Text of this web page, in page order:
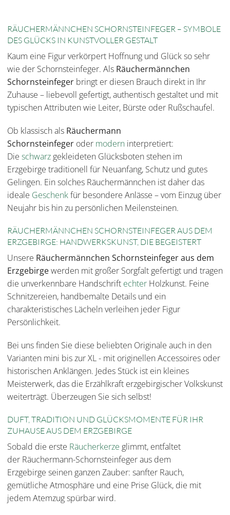
RÄUCHERMÄNNCHEN SCHORNSTEINFEGER – SYMBOLE
DES GLÜCKS IN KUNSTVOLLER GESTALT
Kaum eine Figur verkörpert Hoffnung und Glück so sehr
wie der Schornsteinfeger. Als Räuchermännchen
Schornsteinfeger bringt er diesen Brauch direkt in Ihr
Zuhause – liebevoll gefertigt, authentisch gestaltet und mit
typischen Attributen wie Leiter, Bürste oder Rußschaufel.
Ob klassisch als Räuchermann
Schornsteinfeger oder modern interpretiert:
Die schwarz gekleideten Glücksboten stehen im
Erzgebirge traditionell für Neuanfang, Schutz und gutes
Gelingen. Ein solches Räuchermännchen ist daher das
ideale Geschenkfür besondere Anlässe – vom Einzug über
Neujahr bis hin zu persönlichen Meilensteinen.
RÄUCHERMÄNNCHEN SCHORNSTEINFEGER AUS DEM
ERZGEBIRGE: HANDWERKSKUNST, DIE BEGEISTERT
Unsere Räuchermännchen Schornsteinfeger aus dem
Erzgebirgewerden mit großer Sorgfalt gefertigt und tragen
die unverkennbare Handschrift echter Holzkunst. Feine
Schnitzereien, handbemalte Details und ein
charakteristisches Lächeln verleihen jeder Figur
Persönlichkeit.
Bei uns finden Sie diese beliebten Originale auch in den
Varianten mini bis zur XL - mit originellen Accessoires oder
historischen Anklängen. Jedes Stück ist ein kleines
Meisterwerk, das die Erzählkraft erzgebirgischer Volkskunst
weiterträgt. Überzeugen Sie sich selbst!
DUFT, TRADITION UND GLÜCKSMOMENTE FÜR IHR
ZUHAUSE AUS DEM ERZGEBIRGE
Sobald die erste Räucherkerze glimmt, entfaltet
der Räuchermann-Schornsteinfeger aus dem
Erzgebirge seinen ganzen Zauber: sanfter Rauch,
gemütliche Atmosphäre und eine Prise Glück, die mit
jedem Atemzug spürbar wird.